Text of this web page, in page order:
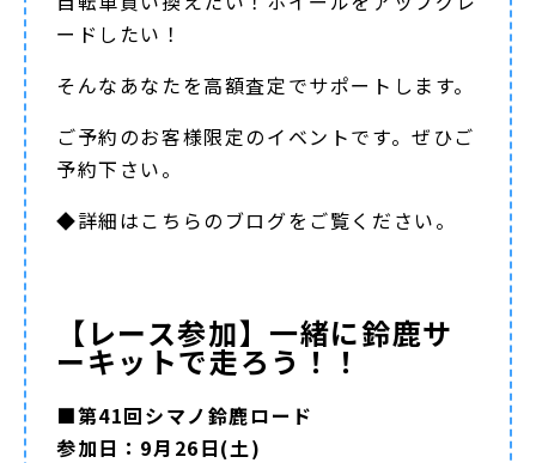
ードしたい！
そんなあなたを高額査定でサポートします。
ご予約のお客様限定のイベントです。ぜひご
予約下さい。
◆詳細はこちらのブログをご覧ください。
【レース参加】一緒に鈴鹿サ
ーキットで走ろう！！
■第41回シマノ鈴鹿ロード
参加日：9月26日(土)